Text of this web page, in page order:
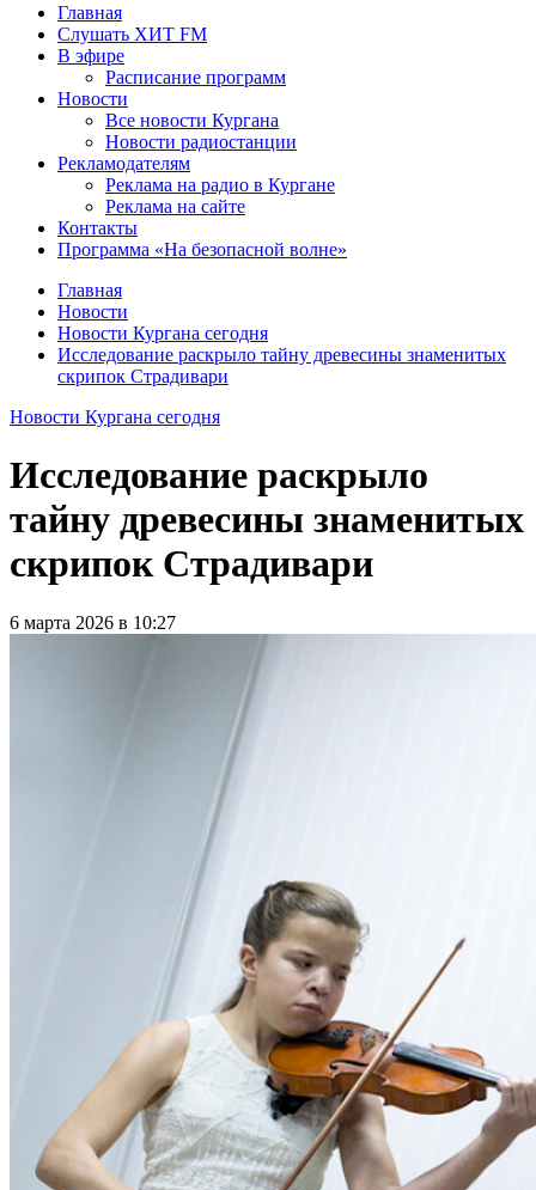
Главная
Слушать ХИТ FM
В эфире
Расписание программ
Новости
Все новости Кургана
Новости радиостанции
Рекламодателям
Реклама на радио в Кургане
Реклама на сайте
Контакты
Программа «На безопасной волне»
Главная
Новости
Новости Кургана сегодня
Исследование раскрыло тайну древесины знаменитых
скрипок Страдивари
Новости Кургана сегодня
Исследование раскрыло
тайну древесины знаменитых
скрипок Страдивари
6 марта 2026 в 10:27